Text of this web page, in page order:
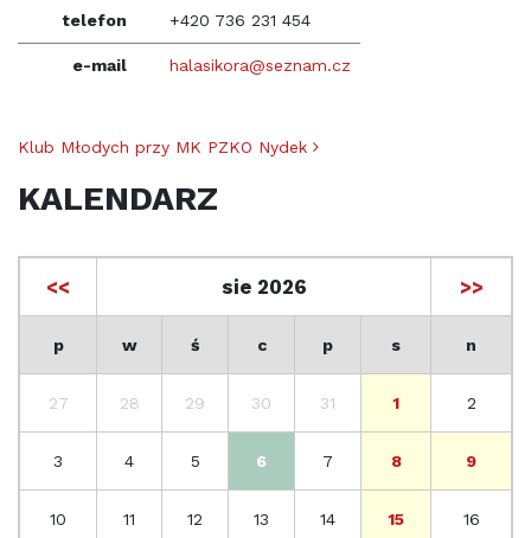
telefon +420 736 231 454
e-mail halasikora@seznam.cz
Nawigacja po artykułach
Klub Młodych przy MK PZKO Nydek
KALENDARZ
<< sie 2026 >>
p w ś c p s n
27 28 29 30 31 1 2
3 4 5 6 7 8 9
10 11 12 13 14 15 16